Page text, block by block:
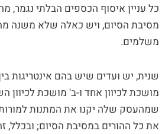
מסיבת הסיום, ויש כאלה שלא משנה
משלמים.
שנית, יש ועדים שיש בהם אינטריגות
מושכת לכיוון אחד ו-ב' מושכת לכיוון
שמהעסק שלה יקנו את המתנות
את כל ההורים במסיבת הסיום; ובכלל, זה